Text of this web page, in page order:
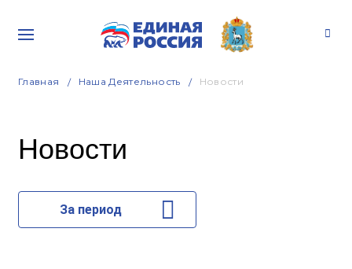
Главная Наша Деятельность Новости
Новости
За период